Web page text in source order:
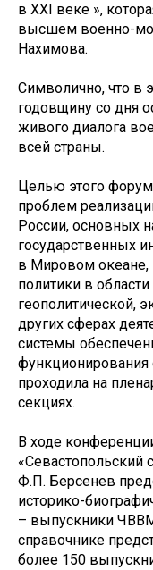
в XXI веке »,
высшем военно-
Нахимова.
Символично, что в
годовщину со дня
живого диалога
всей страны.
Целью этого
проблем
России, основных
государственных
в Мировом океане,
политики в
геополитической,
других сферах
системы
функционирования
проходила на
секциях.
В ходе
«Севастопольский
Ф.П. Берсенев
историко-
– выпускники
справочнике
более 150